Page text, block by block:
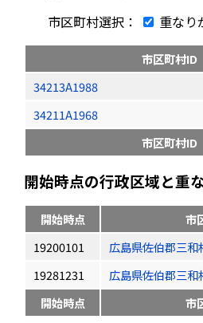
市区町村選択：
重なり
市区町村ID
34213A1988
34211A1968
市区町村ID
開始時点の行政区域と重
開始時点 市
19200101
広島県佐伯郡三
19281231
広島県佐伯郡三
開始時点
市